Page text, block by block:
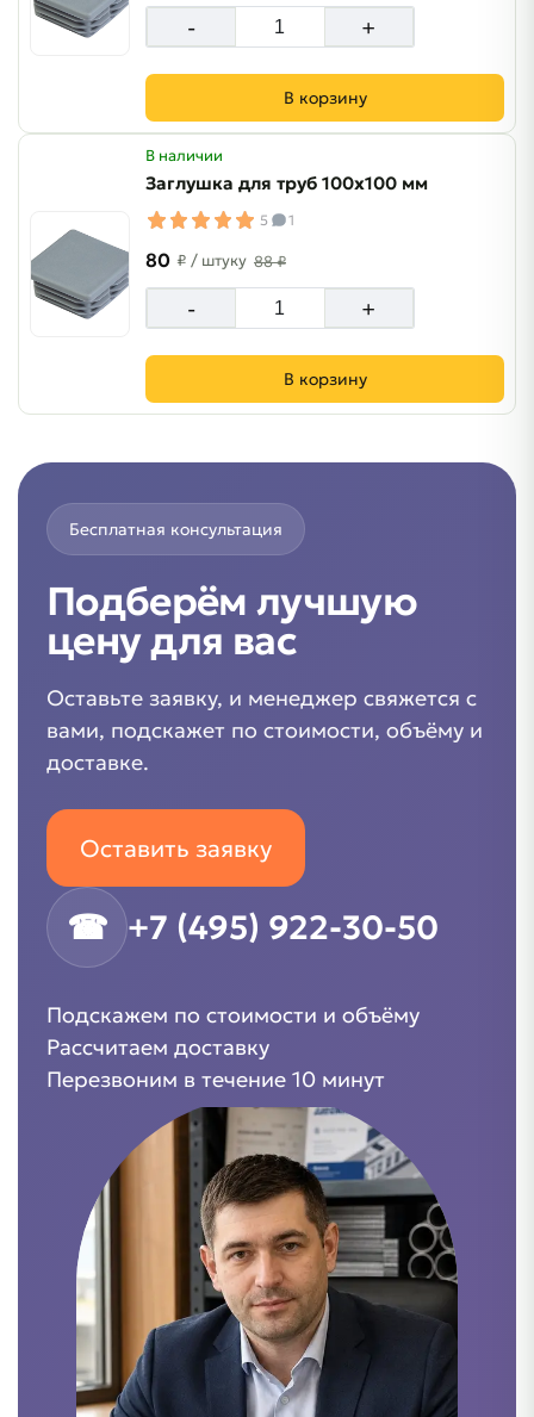
- +
В корзину
В наличии
Заглушка для труб 100х100 мм
5 1
80 ₽ / штуку 88 ₽
- +
В корзину
Бесплатная консультация
Подберём лучшую
цену для вас
Оставьте заявку, и менеджер свяжется с
вами, подскажет по стоимости, объёму и
доставке.
Оставить заявку
☎ +7 (495) 922-30-50
Подскажем по стоимости и объёму
Рассчитаем доставку
Перезвоним в течение 10 минут